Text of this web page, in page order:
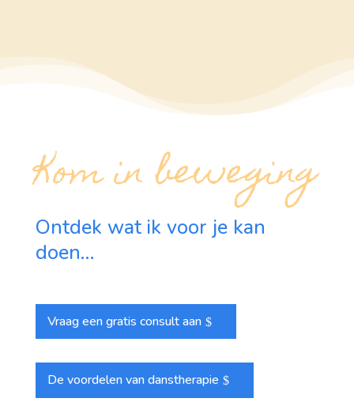
Kom in beweging
Ontdek wat ik voor je kan
doen…
Vraag een gratis consult aan
De voordelen van danstherapie